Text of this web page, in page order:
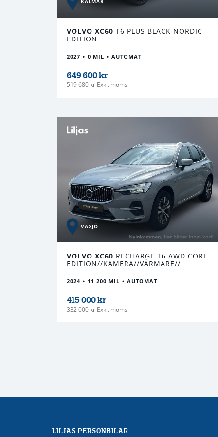
KALMAR
VOLVO XC60 T6 PLUS BLACK NORDIC
EDITION
2027 0 MIL AUTOMAT
649 600 kr
519 680 kr Exkl. moms
VÄXJÖ
VOLVO XC60 RECHARGE T6 AWD CORE
EDITION//KAMERA//VÄRMARE//
2024 11 200 MIL AUTOMAT
415 000 kr
332 000 kr Exkl. moms
LILJAS PERSONBILAR